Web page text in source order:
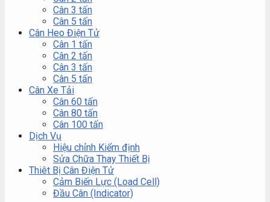
Cân 3 tấn
Cân 5 tấn
Cân Heo Điện Tử
Cân 1 tấn
Cân 2 tấn
Cân 3 tấn
Cân 5 tấn
Cân Xe Tải
Cân 60 tấn
Cân 80 tấn
Cân 100 tấn
Dịch Vụ
Hiệu chỉnh Kiểm định
Sửa Chữa Thay Thiết Bị
Thiêt Bị Cân Điện Tử
Cảm Biến Lực (Load Cell)
Đầu Cân (Indicator)